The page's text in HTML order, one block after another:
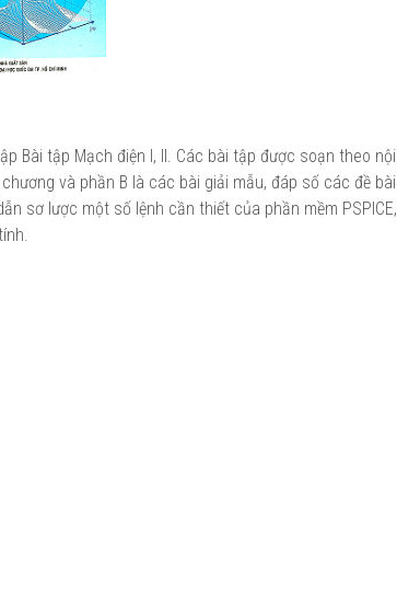
Bài tập Mạch điện I, II. Các bài tập được soạn theo nội
và phần B là các bài giải mẫu, đáp số các đề bài
sơ lược một số lệnh cần thiết của phần mềm PSPICE,